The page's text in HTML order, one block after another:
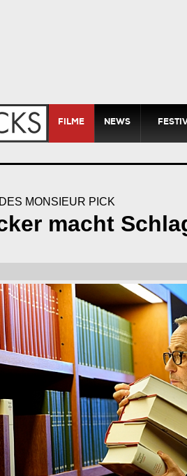
FILME NEWS
MONSIEUR PICK
macht